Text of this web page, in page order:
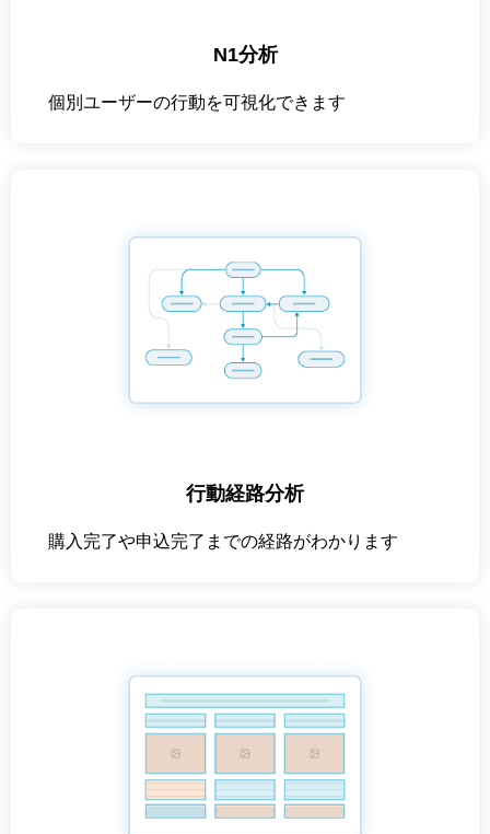
行動経路分析
購入完了や申込完了までの経路がわかります
N1分析
個別ユーザーの行動を可視化できます